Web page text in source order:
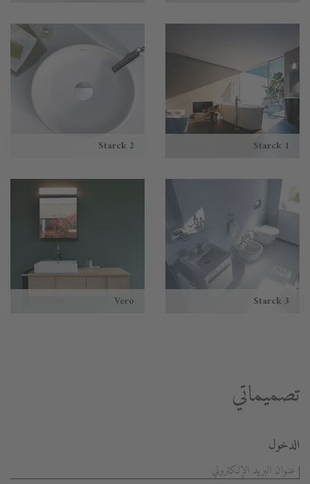
Starck 1
Starck 2
Starck 3
Vero
تصميماتي
الدخول